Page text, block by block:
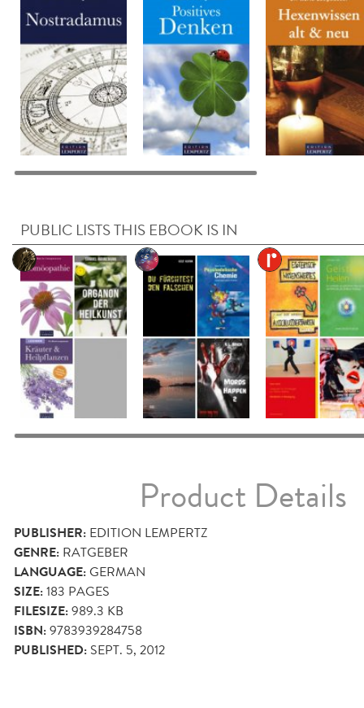
PUBLIC LISTS THIS EBOOK IS IN
Product Details
PUBLISHER: EDITION LEMPERTZ
GENRE: RATGEBER
LANGUAGE:GERMAN
SIZE:183 PAGES
FILESIZE:989.3 KB
ISBN:9783939284758
PUBLISHED: SEPT. 5, 2012